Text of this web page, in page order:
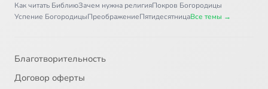
Как читать БиблиюЗачем нужна религияПокров Богородицы
Успение БогородицыПреображениеПятидесятницаВсе темы →
Благотворительность
Договор оферты